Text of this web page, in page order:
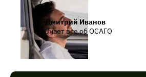
Дмитрий Иванов
Знает все об ОСАГО